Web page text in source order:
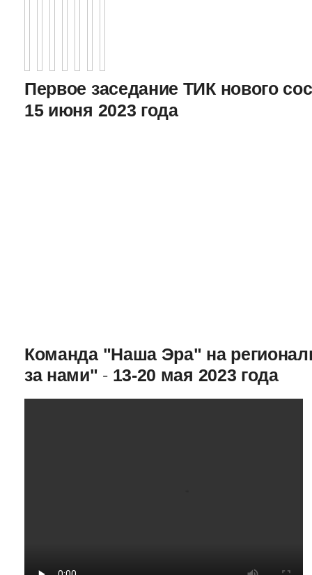
Первое заседание ТИК нового
15 июня 2023 года
Команда "Наша Эра" на
за нами" - 13-20 мая 2023 года